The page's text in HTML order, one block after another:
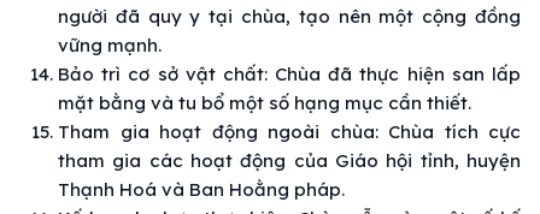
người đã quy y tại chùa, tạo nên một cộng đồng
vững mạnh.
Bảo trì cơ sở vật chất: Chùa đã thực hiện san lấp
mặt bằng và tu bổ một số hạng mục cần thiết.
Tham gia hoạt động ngoài chùa: Chùa tích cực
tham gia các hoạt động của Giáo hội tỉnh, huyện
Thạnh Hoá và Ban Hoằng pháp.